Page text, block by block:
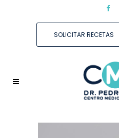
SOLICITAR RECETAS